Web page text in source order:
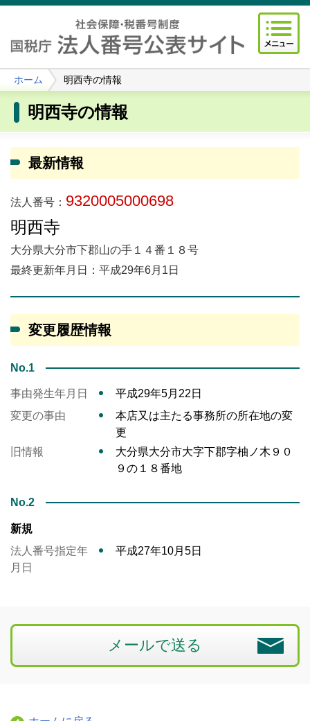
ホーム 明西寺の情報
明西寺の情報
最新情報
法人番号： 9320005000698
明西寺
大分県大分市下郡山の手１４番１８号
最終更新年月日：平成29年6月1日
変更履歴情報
No.1
事由発生年月日
平成29年5月22日
変更の事由
本店又は主たる事務所の所在地の変
更
旧情報
大分県大分市大字下郡字柚ノ木９０
９の１８番地
No.2
新規
法人番号指定年
月日
平成27年10月5日
メールで送る